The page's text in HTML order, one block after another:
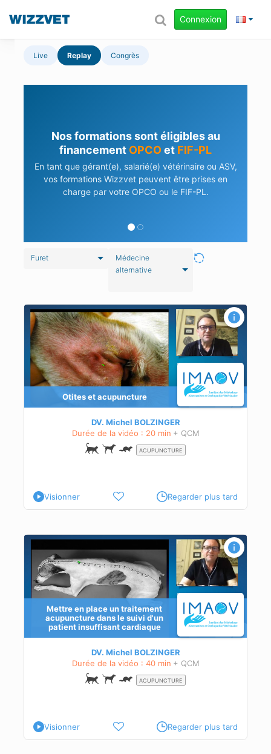
Connexion
Live Replay Congrès
Notre équipe vous accompagne dans vos
demandes de prise en charge.
En savoir plus
Contactez-nous
Furet
Médecine
alternative
Otites et acupuncture
DV. Michel BOLZINGER
Durée de la vidéo : 20 min + QCM
ACUPUNCTURE
Visionner Regarder plus tard
Mettre en place un traitement
acupuncture dans le suivi d'un
patient insuffisant cardiaque
DV. Michel BOLZINGER
Durée de la vidéo : 40 min + QCM
ACUPUNCTURE
Visionner Regarder plus tard